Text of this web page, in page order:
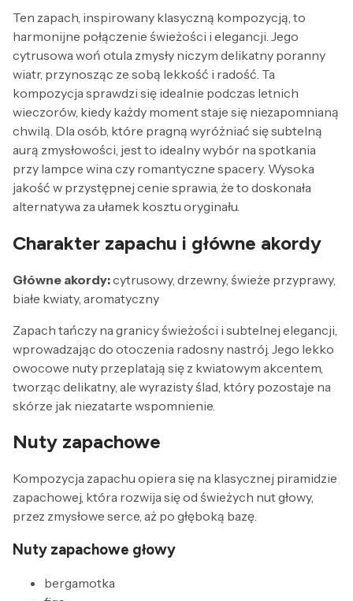
Ten zapach, inspirowany klasyczną kompozycją, to
harmonijne połączenie świeżości i elegancji. Jego
cytrusowa woń otula zmysły niczym delikatny poranny
wiatr, przynosząc ze sobą lekkość i radość. Ta
kompozycja sprawdzi się idealnie podczas letnich
wieczorów, kiedy każdy moment staje się niezapomnianą
chwilą. Dla osób, które pragną wyróżniać się subtelną
aurą zmysłowości, jest to idealny wybór na spotkania
przy lampce wina czy romantyczne spacery. Wysoka
jakość w przystępnej cenie sprawia, że to doskonała
alternatywa za ułamek kosztu oryginału.
Charakter zapachu i główne akordy
Główne akordy:cytrusowy, drzewny, świeże przyprawy,
białe kwiaty, aromatyczny
Zapach tańczy na granicy świeżości i subtelnej elegancji,
wprowadzając do otoczenia radosny nastrój. Jego lekko
owocowe nuty przeplatają się z kwiatowym akcentem,
tworząc delikatny, ale wyrazisty ślad, który pozostaje na
skórze jak niezatarte wspomnienie.
Nuty zapachowe
Kompozycja zapachu opiera się na klasycznej piramidzie
zapachowej, która rozwija się od świeżych nut głowy,
przez zmysłowe serce, aż po głęboką bazę.
Nuty zapachowe głowy
bergamotka